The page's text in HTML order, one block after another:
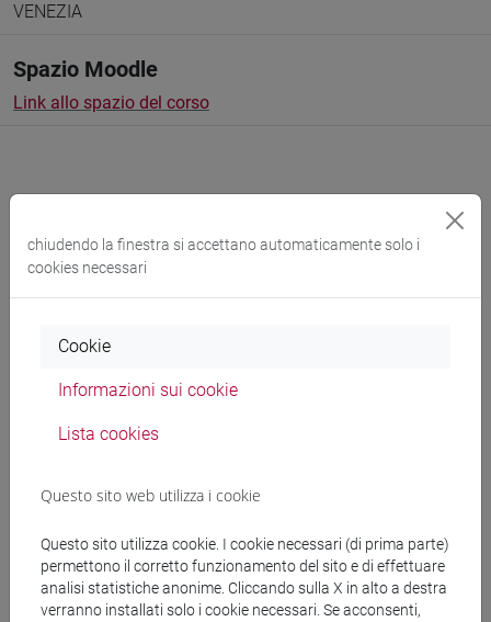
VENEZIA
Spazio Moodle
Link allo spazio del corso
Docenti e corsi di laurea
Programma
Docenti
COTTICA Daniela
Materiali su Moodle
chiudendo la finestra si accettano automaticamente solo i
cookies necessari
Cookie
Informazioni sui cookie
Lista cookies
Questo sito web utilizza i cookie
Questo sito utilizza cookie. I cookie necessari (di prima parte)
permettono il corretto funzionamento del sito e di effettuare
analisi statistiche anonime. Cliccando sulla X in alto a destra
verranno installati solo i cookie necessari. Se acconsenti,